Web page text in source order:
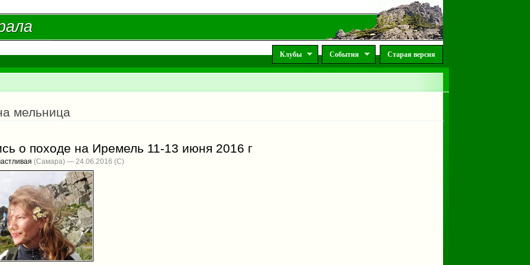
Клубы События Старая версия
мельница
о походе на Иремель 11-13 июня 2016 г
(Самара) — 24.06.2016